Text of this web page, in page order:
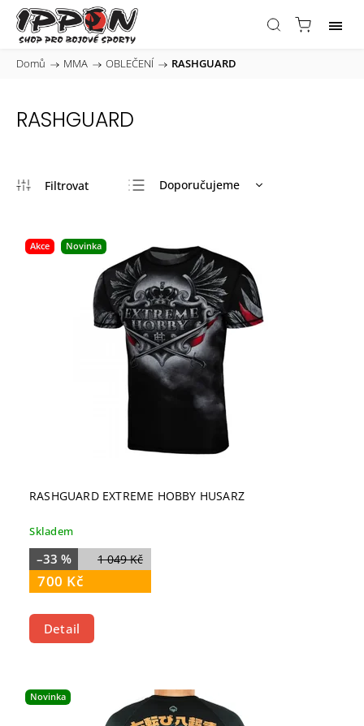
Domů / MMA / OBLEČENÍ / RASHGUARD
RASHGUARD
Doporučujeme
Nejprodávanější
Abecedně
Akce Novinka
RASHGUARD EXTREME HOBBY HUSARZ
Skladem
1 049 Kč
–33 %
700 Kč
Detail
Novinka